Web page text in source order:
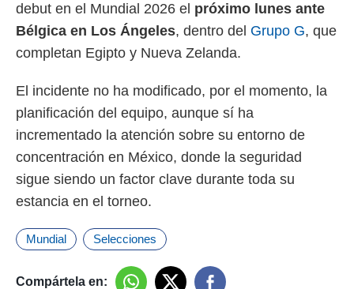
debut en el Mundial 2026 el próximo lunes ante
Bélgica en Los Ángeles, dentro del Grupo G, que
completan Egipto y Nueva Zelanda.
El incidente no ha modificado, por el momento, la
planificación del equipo, aunque sí ha
incrementado la atención sobre su entorno de
concentración en México, donde la seguridad
sigue siendo un factor clave durante toda su
estancia en el torneo.
Mundial Selecciones
Compártela en: